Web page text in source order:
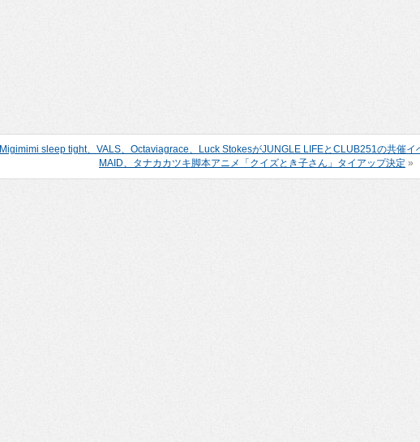
Migimimi sleep tight、VALS、Octaviagrace、Luck StokesがJUNGLE LIFEとCLUB251の共催イ
MAID、タナカカツキ脚本アニメ「クイズとき子さん」タイアップ決定 »